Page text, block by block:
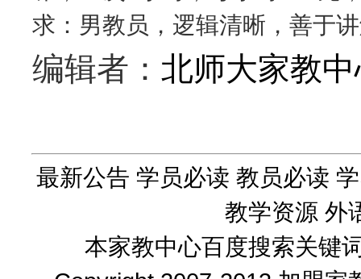
求：男教员，逻辑清晰，善于
编辑者： 北师大家教
最新公告 学员必读 教员必读
教学资源 外
本家教中心百度搜索关键